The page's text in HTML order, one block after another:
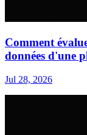
Comment
données d'une
Jul 28, 2026